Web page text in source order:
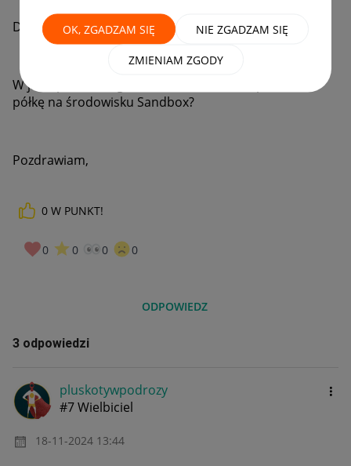
OK, ZGADZAM SIĘ NIE ZGADZAM SIĘ
ZMIENIAM ZGODY
Dzień dobry,
W jaki sposób mogę dokonać wstawiania plików na
półkę na środowisku Sandbox?
Pozdrawiam,
0 W PUNKT!
0 0 0 0
ODPOWIEDZ
3 odpowiedzi
pluskotywpodrozy
#7 Wielbiciel
‎18-11-2024 13:44